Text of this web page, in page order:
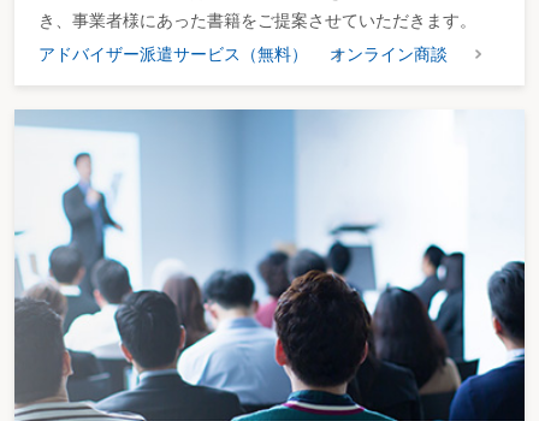
き、事業者様にあった書籍をご提案させていただきます。
アドバイザー派遣サービス（無料）
オンライン商談